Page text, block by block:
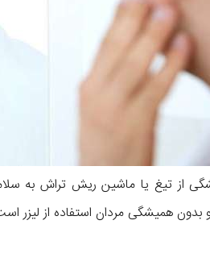
از تیغ یا ماشین ریش تراش به
همیشگی مردان استفاده از لیزر